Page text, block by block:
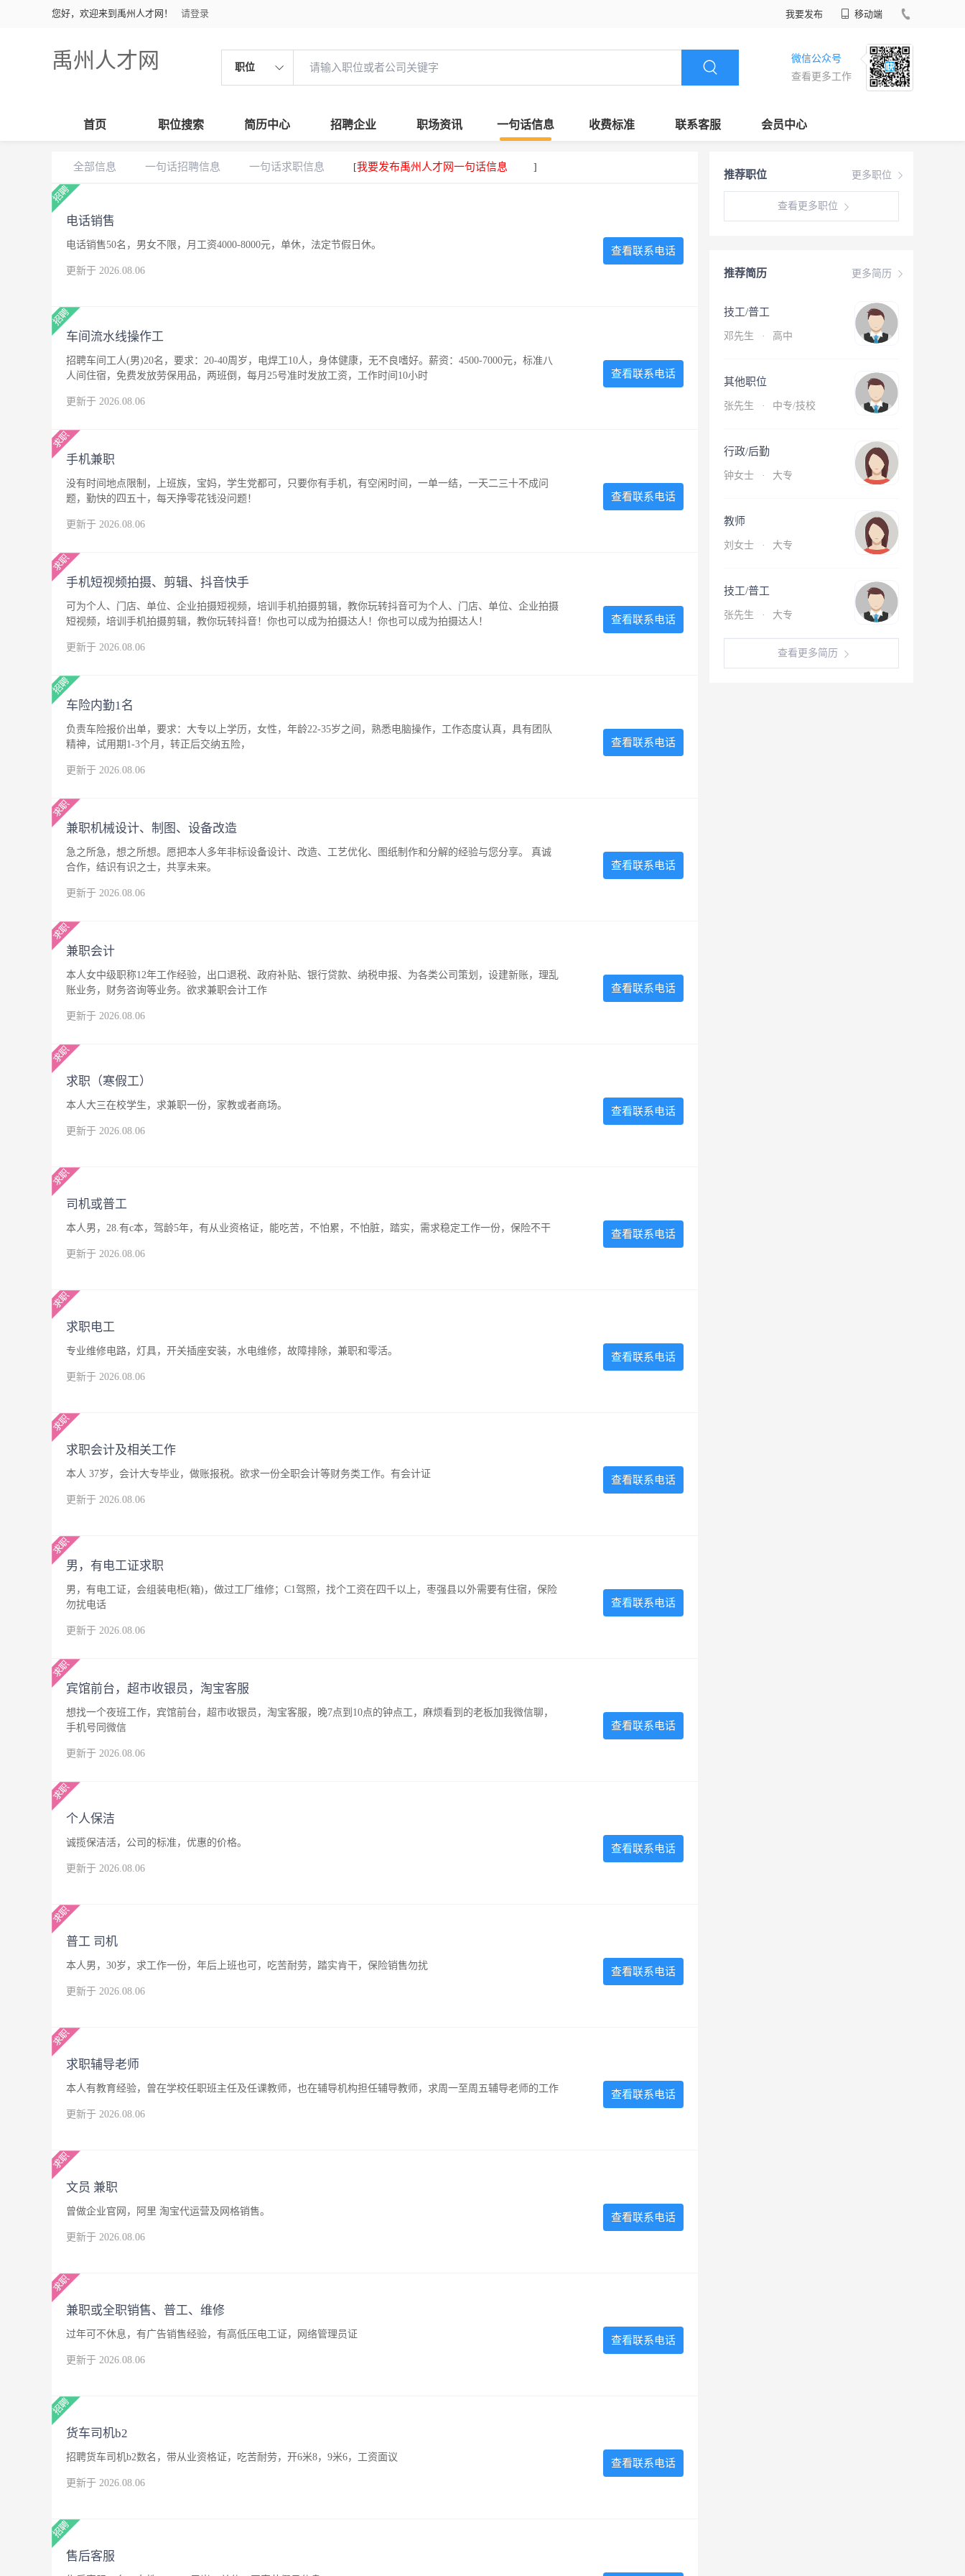
您好，欢迎来到禹州人才网！ 请登录 我要发布 移动端
禹州人才网 职位
微信公众号
查看更多工作
首页 职位搜索 简历中心 招聘企业 职场资讯 一句话信息 收费标准 联系客服 会员中心
更多职位
推荐职位
查看更多职位
更多简历
推荐简历
技工/普工
邓先生 · 高中
其他职位
张先生 · 中专/技校
行政/后勤
钟女士 · 大专
教师
刘女士 · 大专
技工/普工
张先生 · 大专
查看更多简历
全部信息 一句话招聘信息 一句话求职信息 [我要发布禹州人才网一句话信息 ]
电话销售
电话销售50名，男女不限，月工资4000-8000元，单休，法定节假日休。
更新于 2026.08.06
查看联系电话
车间流水线操作工
招聘车间工人(男)20名，要求：20-40周岁，电焊工10人，身体健康，无不良嗜好。薪资：4500-7000元，标准八
人间住宿，免费发放劳保用品，两班倒，每月25号准时发放工资，工作时间10小时
更新于 2026.08.06
查看联系电话
手机兼职
没有时间地点限制，上班族，宝妈，学生党都可，只要你有手机，有空闲时间，一单一结，一天二三十不成问
题，勤快的四五十，每天挣零花钱没问题！
更新于 2026.08.06
查看联系电话
手机短视频拍摄、剪辑、抖音快手
可为个人、门店、单位、企业拍摄短视频，培训手机拍摄剪辑，教你玩转抖音可为个人、门店、单位、企业拍摄
短视频，培训手机拍摄剪辑，教你玩转抖音！你也可以成为拍摄达人！你也可以成为拍摄达人！
更新于 2026.08.06
查看联系电话
车险内勤1名
负责车险报价出单，要求：大专以上学历，女性，年龄22-35岁之间，熟悉电脑操作，工作态度认真，具有团队
精神，试用期1-3个月，转正后交纳五险，
更新于 2026.08.06
查看联系电话
兼职机械设计、制图、设备改造
急之所急，想之所想。愿把本人多年非标设备设计、改造、工艺优化、图纸制作和分解的经验与您分享。 真诚
合作，结识有识之士，共享未来。
更新于 2026.08.06
查看联系电话
兼职会计
本人女中级职称12年工作经验，出口退税、政府补贴、银行贷款、纳税申报、为各类公司策划，设建新账，理乱
账业务，财务咨询等业务。欲求兼职会计工作
更新于 2026.08.06
查看联系电话
求职（寒假工）
本人大三在校学生，求兼职一份，家教或者商场。
更新于 2026.08.06
查看联系电话
司机或普工
本人男，28.有c本，驾龄5年，有从业资格证，能吃苦，不怕累，不怕脏，踏实，需求稳定工作一份，保险不干
更新于 2026.08.06
查看联系电话
求职电工
专业维修电路，灯具，开关插座安装，水电维修，故障排除，兼职和零活。
更新于 2026.08.06
查看联系电话
求职会计及相关工作
本人 37岁，会计大专毕业，做账报税。欲求一份全职会计等财务类工作。有会计证
更新于 2026.08.06
查看联系电话
男，有电工证求职
男，有电工证，会组装电柜(箱)，做过工厂维修；C1驾照，找个工资在四千以上，枣强县以外需要有住宿，保险
勿扰电话
更新于 2026.08.06
查看联系电话
宾馆前台，超市收银员，淘宝客服
想找一个夜班工作，宾馆前台，超市收银员，淘宝客服，晚7点到10点的钟点工，麻烦看到的老板加我微信聊，
手机号同微信
更新于 2026.08.06
查看联系电话
个人保洁
诚揽保洁活，公司的标准，优惠的价格。
更新于 2026.08.06
查看联系电话
普工 司机
本人男，30岁，求工作一份，年后上班也可，吃苦耐劳，踏实肯干，保险销售勿扰
更新于 2026.08.06
查看联系电话
求职辅导老师
本人有教育经验，曾在学校任职班主任及任课教师，也在辅导机构担任辅导教师，求周一至周五辅导老师的工作
更新于 2026.08.06
查看联系电话
文员 兼职
曾做企业官网，阿里 淘宝代运营及网格销售。
更新于 2026.08.06
查看联系电话
兼职或全职销售、普工、维修
过年可不休息，有广告销售经验，有高低压电工证，网络管理员证
更新于 2026.08.06
查看联系电话
货车司机b2
招聘货车司机b2数名，带从业资格证，吃苦耐劳，开6米8，9米6，工资面议
更新于 2026.08.06
查看联系电话
售后客服